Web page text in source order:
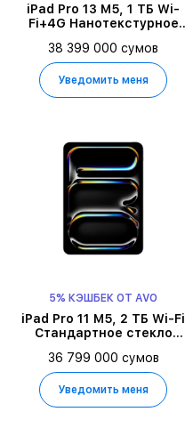
iPad Pro 13 M5, 1 ТБ Wi-
Fi+4G Нанотекстурное
38 399 000 сумов
Уведомить меня
5% КЭШБЕК ОТ AVO
iPad Pro 11 M5, 2 ТБ Wi-Fi
Стандартное стекло
36 799 000 сумов
Уведомить меня